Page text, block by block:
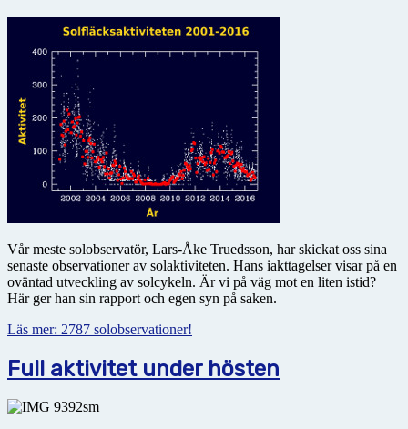
Vår meste solobservatör, Lars-Åke Truedsson, har skickat oss sina
senaste observationer av solaktiviteten. Hans iakttagelser visar på en
oväntad utveckling av solcykeln. Är vi på väg mot en liten istid?
Här ger han sin rapport och egen syn på saken.
Läs mer: 2787 solobservationer!
Full aktivitet under hösten